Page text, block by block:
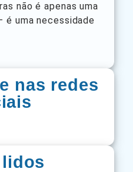
não é apenas uma
é uma necessidade
nas redes
lidos